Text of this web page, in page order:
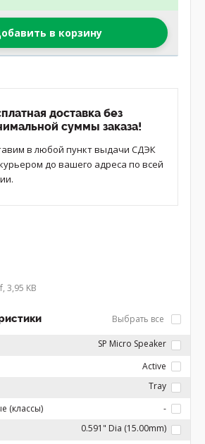
в корзину
доставка без
суммы заказа!
в любой пункт выдачи СДЭК
до вашего адреса по всей
3,95 KB
Выбрать все
SP Micro Speaker
Active
Tray
(классы)
-
0.591" Dia (15.00mm)